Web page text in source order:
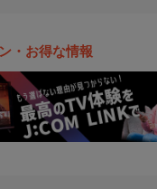
・お得な情報